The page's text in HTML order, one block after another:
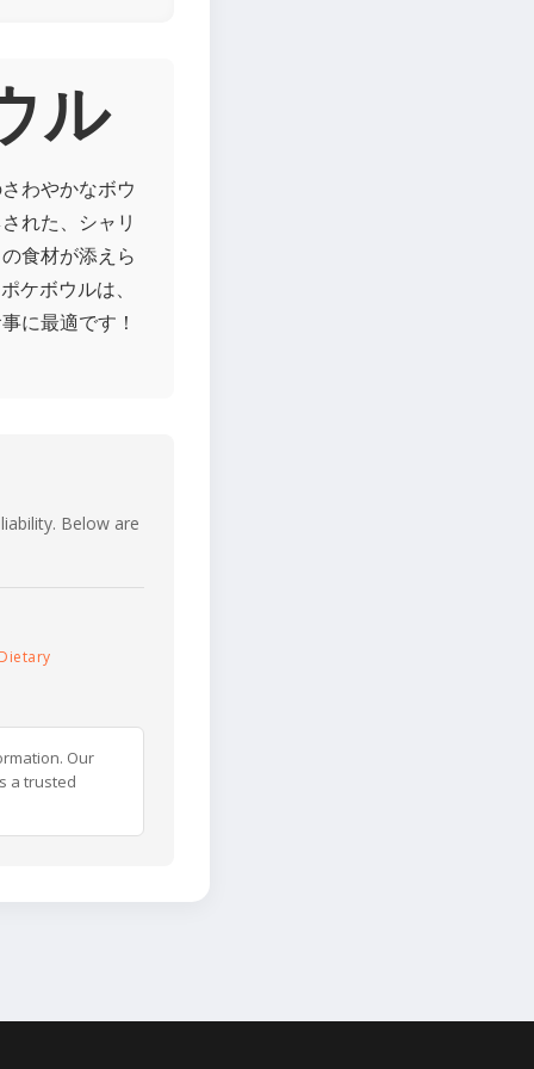
ル
わやかなボウ
れた、シャリ
食材が添えら
ケボウルは、
に最適です！
Below are
Our
a trusted